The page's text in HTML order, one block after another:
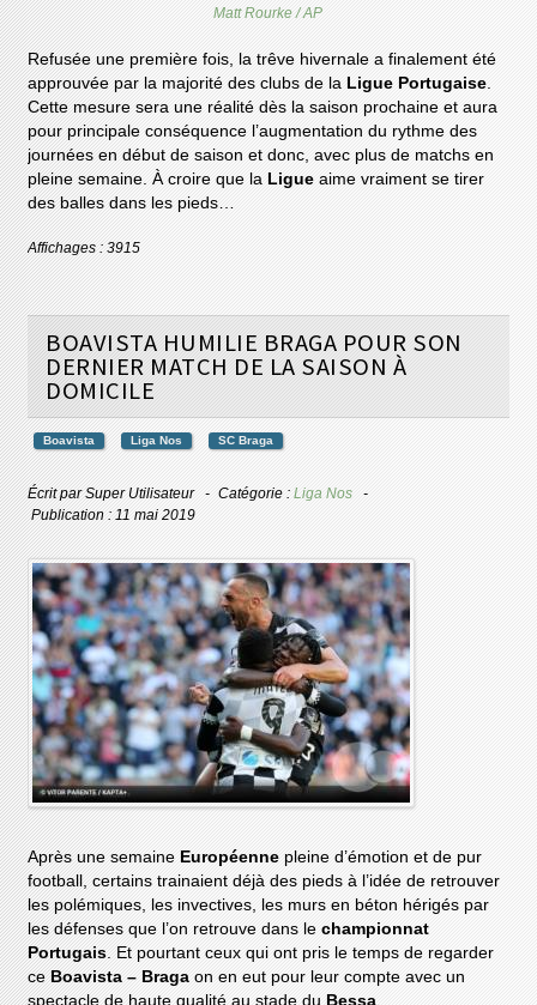
Matt Rourke / AP
Refusée une première fois, la trêve hivernale a finalement été
approuvée par la majorité des clubs de la Ligue Portugaise
Cette mesure sera une réalité dès la saison prochaine et aura
pour principale conséquence l’augmentation du rythme des
journées en début de saison et donc, avec plus de matchs en
pleine semaine. À croire que la Ligueaime vraiment se tirer
des balles dans les pieds…
Affichages : 3915
BOAVISTA HUMILIE BRAGA POUR SON
DERNIER MATCH DE LA SAISON À
DOMICILE
Boavista Liga Nos SC Braga
Écrit parSuper Utilisateur Catégorie :Liga Nos
Publication : 11 mai 2019
Après une semaine Européenne pleine d’émotion et de pur
football, certains trainaient déjà des pieds à l’idée de retrouver
les polémiques, les invectives, les murs en béton hérigés par
les défenses que l’on retrouve dans lechampionnat
Portugais . Et pourtant ceux qui ont pris le temps de regarder
ceBoavista – Braga on en eut pour leur compte avec un
spectacle de haute qualité au stade du Bessa